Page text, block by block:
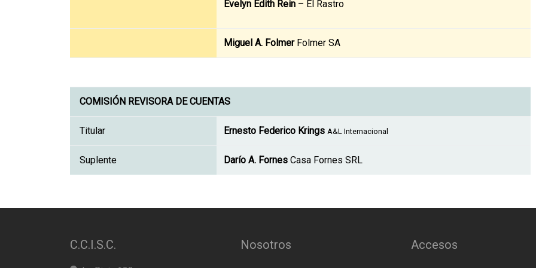
Evelyn Edith Rein – El Rastro
Miguel A. FolmerFolmer SA
COMISIÓN REVISORA DE CUENTAS
Titular Ernesto Federico Krings A&L Internacional
Suplente Darío A. Fornes Casa Fornes SRL
C.C.I.S.C. Nosotros Accesos